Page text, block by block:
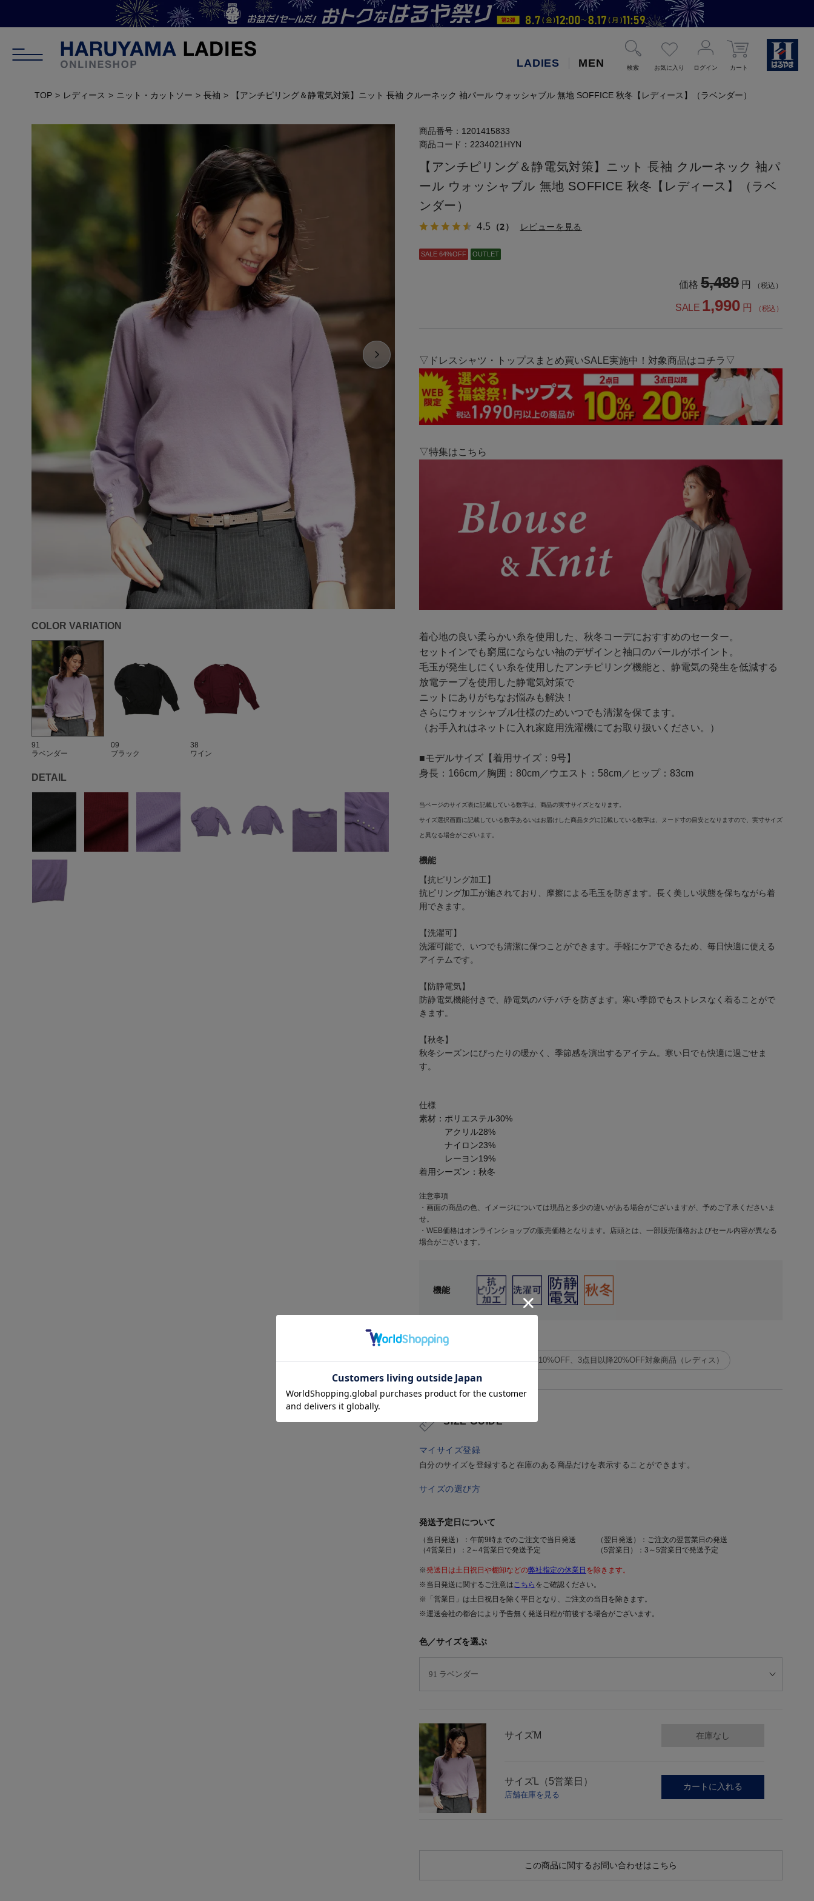
LADIES MEN 検索 お気に入り ログイン カート
TOP レディース ニット・カットソー 長袖 【アンチピリング＆静電気対策】ニット 長袖 クルーネック 袖パール ウォッシャブル 無地 SOFFICE 秋冬【レディース】（ラベンダー）
COLOR VARIATION
91
ラベンダー
09
ブラック
38
ワイン
DETAIL
商品番号： 1201415833
商品コード： 2234021HYN
【アンチピリング＆静電気対策】ニット 長袖 クルーネック 袖パ
ール ウォッシャブル 無地 SOFFICE 秋冬【レディース】（ラベ
ンダー）
4.5 （2） レビューを見る
SALE 64%OFF OUTLET
価格 5,489 円 （税込）
SALE 1,990 円 （税込）
▽ドレスシャツ・トップスまとめ買いSALE実施中！対象商品はコチラ▽
▽特集はこちら
着心地の良い柔らかい糸を使用した、秋冬コーデにおすすめのセーター。
セットインでも窮屈にならない袖のデザインと袖口のパールがポイント。
毛玉が発生しにくい糸を使用したアンチピリング機能と、静電気の発生を低減する
放電テープを使用した静電気対策で
ニットにありがちなお悩みも解決！
さらにウォッシャブル仕様のためいつでも清潔を保てます。
（お手入れはネットに入れ家庭用洗濯機にてお取り扱いください。）
■モデルサイズ【着用サイズ：9号】
身長：166cm／胸囲：80cm／ウエスト：58cm／ヒップ：83cm
当ページのサイズ表に記載している数字は、商品の実寸サイズとなります。
サイズ選択画面に記載している数字あるいはお届けした商品タグに記載している数字は、ヌード寸の目安となりますので、実寸サイズ
と異なる場合がございます。
機能
【抗ピリング加工】
抗ピリング加工が施されており、摩擦による毛玉を防ぎます。長く美しい状態を保ちながら着
用できます。
【洗濯可】
洗濯可能で、いつでも清潔に保つことができます。手軽にケアできるため、毎日快適に使える
アイテムです。
【防静電気】
防静電気機能付きで、静電気のパチパチを防ぎます。寒い季節でもストレスなく着ることがで
きます。
【秋冬】
秋冬シーズンにぴったりの暖かく、季節感を演出するアイテム。寒い日でも快適に過ごせま
す。
仕様
素材： ポリエステル30%
アクリル28%
ナイロン23%
レーヨン19%
着用シーズン： 秋冬
注意事項
・画面の商品の色、イメージについては現品と多少の違いがある場合がございますが、予めご了承くださいま
せ。
・WEB価格はオンラインショップの販売価格となります。店頭とは、一部販売価格およびセール内容が異なる
場合がございます。
機能
関連タグ
#ブラウス＆カットソー
#2点10%OFF、3点目以降20%OFF対象商品（レディス）
#L_オフィスカジュアル
SIZE GUIDE
マイサイズ登録
自分のサイズを登録すると在庫のある商品だけを表示することができます。
サイズの選び方
発送予定日について
（当日発送）：午前9時までのご注文で当日発送
（翌日発送）：ご注文の翌営業日の発送
（4営業日）：2～4営業日で発送予定
（5営業日）：3～5営業日で発送予定
※発送日は土日祝日や棚卸などの弊社指定の休業日 を除きます。
※当日発送に関するご注意はこちら をご確認ください。
※「営業日」は土日祝日を除く平日となり、ご注文の当日を除きます。
※運送会社の都合により予告無く発送日程が前後する場合がございます。
色／サイズを選ぶ
サイズM 在庫なし
サイズ L（5営業日）
店舗在庫を見る
カートに入れる
この商品に関するお問い合わせはこちら